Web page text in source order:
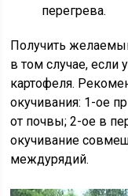
перегрева.
Получить
в том случае, если
картофеля.
окучивания: 1-ое
от почвы; 2-ое в
окучивание
междурядий.